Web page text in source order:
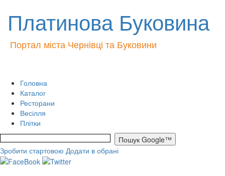
Платинова Буковина
Портал міста Чернівці та Буковини
Головна
Каталог
Ресторани
Весілля
Плітки
Зробити стартовою Додати в обрані